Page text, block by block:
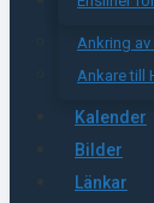
Ankring
Ankare till
Kalender
Bilder
Länkar